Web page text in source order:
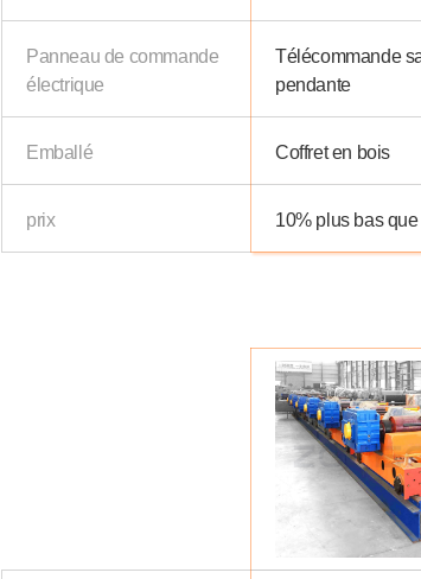
Panneau de commande
électrique
Télécommande
pendante
Emballé Coffret en bois
prix 10% plus bas